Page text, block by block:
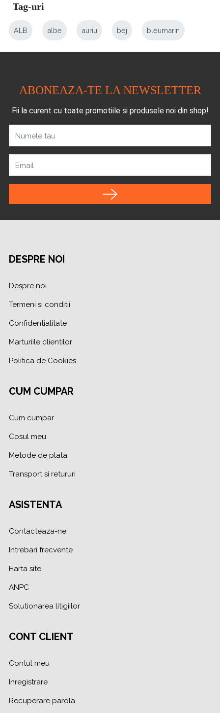
Tag-uri
ALB albe auriu bej bleumarin
ABONEAZA-TE LA NEWSLETTER
Fii la curent cu toate promotiile si produsele noi din shop!
Numele tau
Email
DESPRE NOI
Despre noi
Termeni si conditii
Confidentialitate
Marturiile clientilor
Politica de Cookies
CUM CUMPAR
Cum cumpar
Cosul meu
Metode de plata
Transport si retururi
ASISTENTA
Contacteaza-ne
Intrebari frecvente
Harta site
ANPC
Solutionarea litigiilor
CONT CLIENT
Contul meu
Inregistrare
Recuperare parola